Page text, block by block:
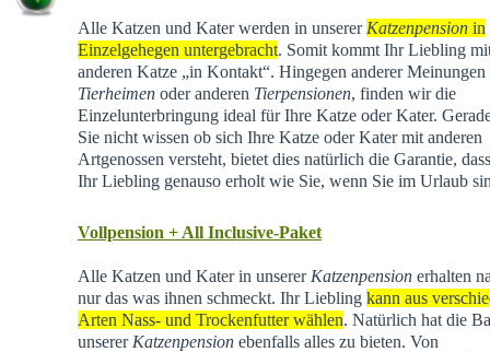
Alle Katzen und Kater werden in unserer Katzenpensionin
Einzelgehegen untergebracht. Somit kommt Ihr Liebling
anderen Katze „in Kontakt“. Hingegen anderer Meinungen
Tierheimenoder anderen Tierpensionen, finden wir die
Einzelunterbringung ideal für Ihre Katze oder Kater.
Sie nicht wissen ob sich Ihre Katze oder Kater mit anderen
Artgenossen versteht, bietet dies natürlich die Garantie,
Ihr Liebling genauso erholt wie Sie, wenn Sie im Urlaub
Vollpension + All Inclusive-Paket
Alle Katzen und Kater in unserer Katzenpensionerhalten
nur das was ihnen schmeckt. Ihr Liebling kann aus
Arten Nass- und Trockenfutter wählen. Natürlich hat die
unserer Katzenpensionebenfalls alles zu bieten. Von